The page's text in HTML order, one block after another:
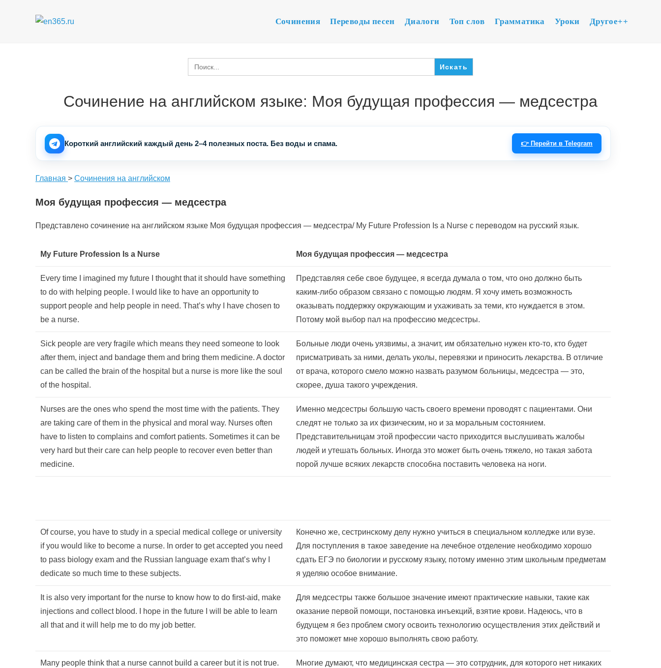
Сочинения Переводы песен Диалоги Топ слов Грамматика Уроки Другое++
Search
for:
Сочинение на английском языке: Моя будущая профессия — медсестра
Короткий английский каждый день 2–4 полезных поста. Без воды и спама. 👉 Перейти в Telegram
Главная > Сочинения на английском
Моя будущая профессия — медсестра
Представлено сочинение на английском языке Моя будущая профессия — медсестра/ My Future Profession Is a Nurse с переводом на русский язык.
My Future Profession Is a Nurse Моя будущая профессия — медсестра
Every time I imagined my future I thought that it should have something
to do with helping people. I would like to have an opportunity to
support people and help people in need. That’s why I have chosen to
be a nurse.
Представляя себе свое будущее, я всегда думала о том, что оно должно быть
каким-либо образом связано с помощью людям. Я хочу иметь возможность
оказывать поддержку окружающим и ухаживать за теми, кто нуждается в этом.
Потому мой выбор пал на профессию медсестры.
Sick people are very fragile which means they need someone to look
after them, inject and bandage them and bring them medicine. A doctor
can be called the brain of the hospital but a nurse is more like the soul
of the hospital.
Больные люди очень уязвимы, а значит, им обязательно нужен кто-то, кто будет
присматривать за ними, делать уколы, перевязки и приносить лекарства. В отличие
от врача, которого смело можно назвать разумом больницы, медсестра — это,
скорее, душа такого учреждения.
Nurses are the ones who spend the most time with the patients. They
are taking care of them in the physical and moral way. Nurses often
have to listen to complains and comfort patients. Sometimes it can be
very hard but their care can help people to recover even better than
medicine.
Именно медсестры большую часть своего времени проводят с пациентами. Они
следят не только за их физическим, но и за моральным состоянием.
Представительницам этой профессии часто приходится выслушивать жалобы
людей и утешать больных. Иногда это может быть очень тяжело, но такая забота
порой лучше всяких лекарств способна поставить человека на ноги.
Of course, you have to study in a special medical college or university
if you would like to become a nurse. In order to get accepted you need
to pass biology exam and the Russian language exam that’s why I
dedicate so much time to these subjects.
Конечно же, сестринскому делу нужно учиться в специальном колледже или вузе.
Для поступления в такое заведение на лечебное отделение необходимо хорошо
сдать ЕГЭ по биологии и русскому языку, потому именно этим школьным предметам
я уделяю особое внимание.
It is also very important for the nurse to know how to do first-aid, make
injections and collect blood. I hope in the future I will be able to learn
all that and it will help me to do my job better.
Для медсестры также большое значение имеют практические навыки, такие как
оказание первой помощи, постановка инъекций, взятие крови. Надеюсь, что в
будущем я без проблем смогу освоить технологию осуществления этих действий и
это поможет мне хорошо выполнять свою работу.
Many people think that a nurse cannot build a career but it is not true.
Многие думают, что медицинская сестра — это сотрудник, для которого нет никаких